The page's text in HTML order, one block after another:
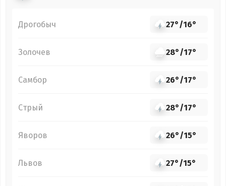
Дрогобыч 27°/16°
Золочев 28°/17°
Самбор 26°/17°
Стрый 28°/17°
Яворов 26°/15°
Львов 27°/15°